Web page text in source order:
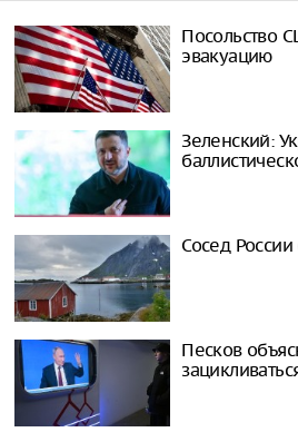
Посольство
эвакуацию
Зеленский:
Сосед России
Песков